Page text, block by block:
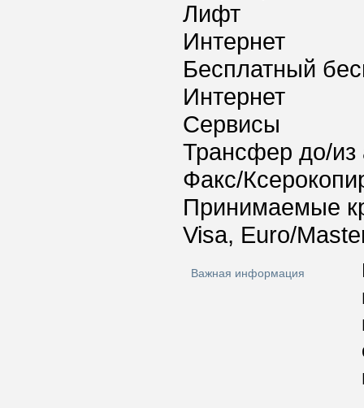
Лифт
Интернет
Бесплатный
Интернет
Сервисы
Трансфер до/из
Факс/
Принимаемые
Visa, Euro/
Важная информация